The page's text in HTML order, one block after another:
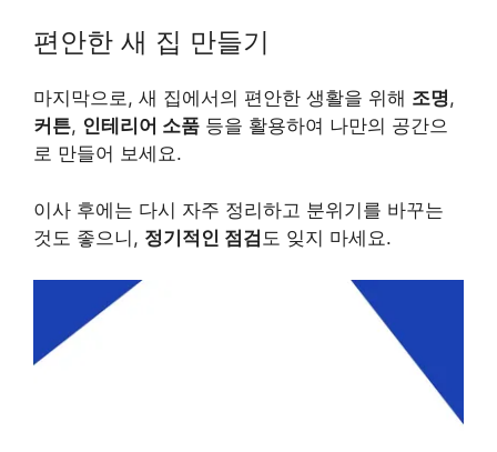
편안한 새 집 만들기
마지막으로, 새 집에서의 편안한 생활을 위해 조명,
커튼, 인테리어 소품 등을 활용하여 나만의 공간으
로 만들어 보세요.
이사 후에는 다시 자주 정리하고 분위기를 바꾸는
것도 좋으니, 정기적인 점검 도 잊지 마세요.